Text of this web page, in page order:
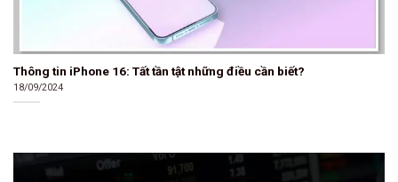
Thông tin iPhone 16: Tất tần tật những điều cần biết?
18/09/2024